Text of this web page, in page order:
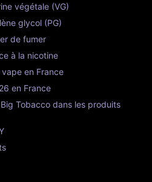
végétale (VG)
glycol (PG)
de fumer
à la nicotine
en France
en France
Tobacco dans les produits